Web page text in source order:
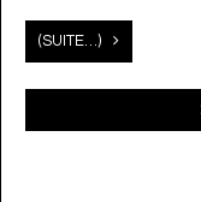
(SUITE…)